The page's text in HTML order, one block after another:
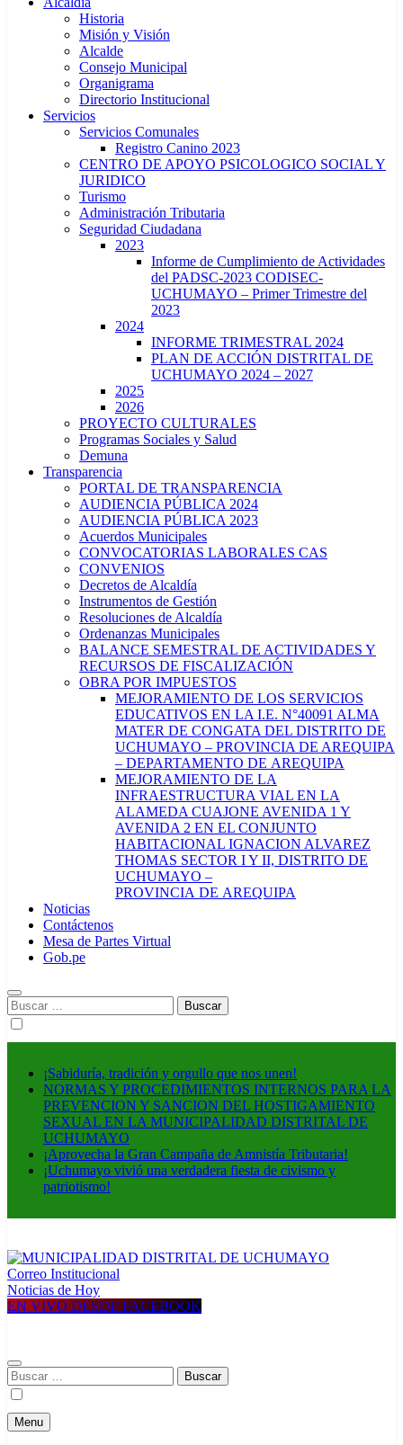
Historia
Misión y Visión
Alcalde
Consejo Municipal
Organigrama
Directorio Institucional
Servicios
Servicios Comunales
Registro Canino 2023
CENTRO DE APOYO PSICOLOGICO SOCIAL Y
JURIDICO
Turismo
Administración Tributaria
Seguridad Ciudadana
2023
Informe de Cumplimiento de Actividades
del PADSC-2023 CODISEC-
UCHUMAYO – Primer Trimestre del
2023
2024
INFORME TRIMESTRAL 2024
PLAN DE ACCIÓN DISTRITAL DE
UCHUMAYO 2024 – 2027
2025
2026
PROYECTO CULTURALES
Programas Sociales y Salud
Demuna
Transparencia
PORTAL DE TRANSPARENCIA
AUDIENCIA PÚBLICA 2024
AUDIENCIA PÚBLICA 2023
Acuerdos Municipales
CONVOCATORIAS LABORALES CAS
CONVENIOS
Decretos de Alcaldía
Instrumentos de Gestión
Resoluciones de Alcaldía
Ordenanzas Municipales
BALANCE SEMESTRAL DE ACTIVIDADES Y
RECURSOS DE FISCALIZACIÓN
OBRA POR IMPUESTOS
MEJORAMIENTO DE LOS SERVICIOS
EDUCATIVOS EN LA I.E. N°40091 ALMA
MATER DE CONGATA DEL DISTRITO DE
UCHUMAYO – PROVINCIA DE AREQUIPA
– DEPARTAMENTO DE AREQUIPA
MEJORAMIENTO DE LA
INFRAESTRUCTURA VIAL EN LA
ALAMEDA CUAJONE AVENIDA 1 Y
AVENIDA 2 EN EL CONJUNTO
HABITACIONAL IGNACION ALVAREZ
THOMAS SECTOR I Y II, DISTRITO DE
UCHUMAYO –
PROVINCIA DE AREQUIPA
Noticias
Contáctenos
Mesa de Partes Virtual
Gob.pe
Buscar:
¡Sabiduría, tradición y orgullo que nos unen!
NORMAS Y PROCEDIMIENTOS INTERNOS PARA LA
PREVENCION Y SANCION DEL HOSTIGAMIENTO
SEXUAL EN LA MUNICIPALIDAD DISTRITAL DE
UCHUMAYO
¡Aprovecha la Gran Campaña de Amnistía Tributaria!
¡Uchumayo vivió una verdadera fiesta de civismo y
patriotismo!
MUNICIPALIDAD DISTRITAL DE UCHUMAYO
Construyendo una nueva Historia
Correo Institucional
Noticias de Hoy
EN VIVO DESDE FACEBOOK
Buscar:
Menu